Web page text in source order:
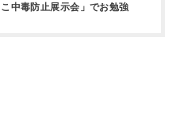
こ中毒防止展示会」でお勉強